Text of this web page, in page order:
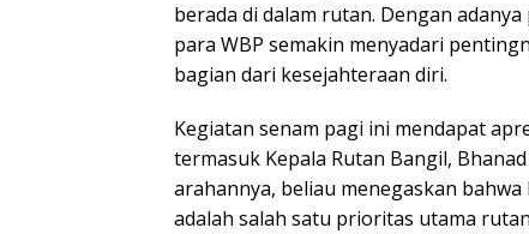
berada di dalam rutan. Dengan
para WBP semakin menyadari
bagian dari kesejahteraan diri.
Kegiatan senam pagi ini mendapat
termasuk Kepala Rutan Bangil,
arahannya, beliau menegaskan
adalah salah satu prioritas utama